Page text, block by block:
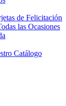
de Felicitación
las Ocasiones
Catálogo